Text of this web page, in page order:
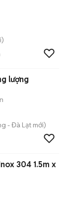
lượng
- Đà Lạt mới)
304 1.5m x